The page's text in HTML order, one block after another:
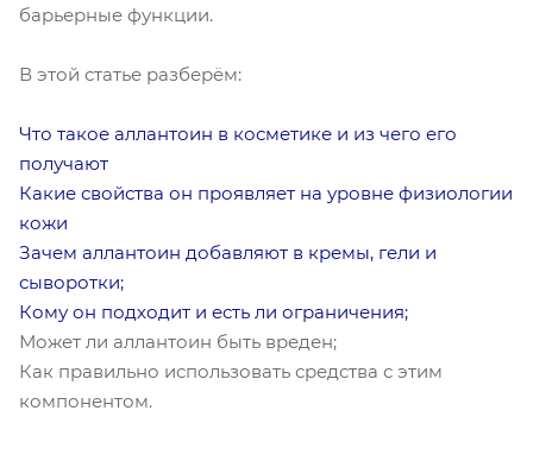
барьерные функции.
В этой статье разберём:
Что такое аллантоин в косметике и из чего его
получают
Какие свойства он проявляет на уровне физиологии
кожи
Зачем аллантоин добавляют в кремы, гели и
сыворотки;
Кому он подходит и есть ли ограничения;
Может ли аллантоин быть вреден;
Как правильно использовать средства с этим
компонентом.